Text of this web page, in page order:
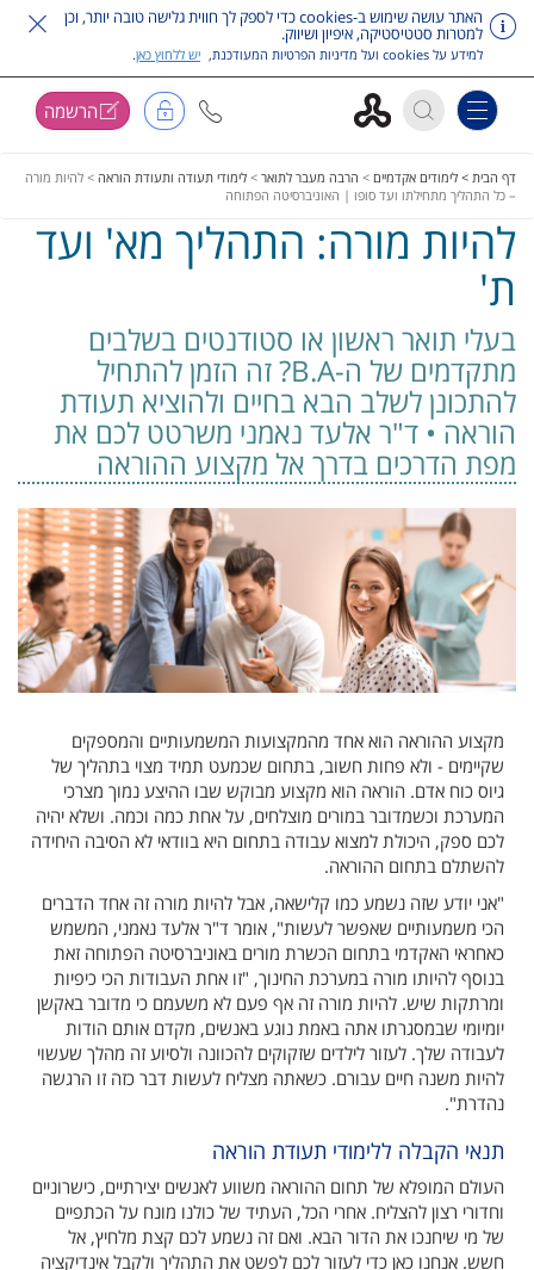
האתר עושה שימוש ב-cookies כדי לספק לך חווית גלישה טובה יותר, וכן
למטרות סטטיסטיקה, איפיון ושיווק.
למידע על cookies ועל מדיניות הפרטיות המעודכנת, יש ללחוץ כאן.
Toggle navigation הרשמה
דף הבית > לימודים אקדמיים > הרבה מעבר לתואר > לימודי תעודה ותעודת הוראה > להיות מורה
– כל התהליך מתחילתו ועד סופו | האוניברסיטה הפתוחה
להיות מורה: התהליך מא' ועד
ת'
בעלי תואר ראשון או סטודנטים בשלבים
מתקדמים של ה-B.A? זה הזמן להתחיל
להתכונן לשלב הבא בחיים ולהוציא תעודת
הוראה • ד"ר אלעד נאמני משרטט לכם את
מפת הדרכים בדרך אל מקצוע ההוראה
מקצוע ההוראה הוא אחד מהמקצועות המשמעותיים והמספקים
שקיימים - ולא פחות חשוב, בתחום שכמעט תמיד מצוי בתהליך של
גיוס כוח אדם. הוראה הוא מקצוע מבוקש שבו ההיצע נמוך מצרכי
המערכת וכשמדובר במורים מוצלחים, על אחת כמה וכמה. ושלא יהיה
לכם ספק, היכולת למצוא עבודה בתחום היא בוודאי לא הסיבה היחידה
להשתלם בתחום ההוראה.
"אני יודע שזה נשמע כמו קלישאה, אבל להיות מורה זה אחד הדברים
הכי משמעותיים שאפשר לעשות", אומר ד"ר אלעד נאמני, המשמש
כאחראי האקדמי בתחום הכשרת מורים באוניברסיטה הפתוחה זאת
בנוסף להיותו מורה במערכת החינוך, "זו אחת העבודות הכי כיפיות
ומרתקות שיש. להיות מורה זה אף פעם לא משעמם כי מדובר באקשן
יומיומי שבמסגרתו אתה באמת נוגע באנשים, מקדם אותם הודות
לעבודה שלך. לעזור לילדים שזקוקים להכוונה ולסיוע זה מהלך שעשוי
להיות משנה חיים עבורם. כשאתה מצליח לעשות דבר כזה זו הרגשה
נהדרת".
תנאי הקבלה ללימודי תעודת הוראה
העולם המופלא של תחום ההוראה משווע לאנשים יצירתיים, כישרוניים
וחדורי רצון להצליח. אחרי הכל, העתיד של כולנו מונח על הכתפיים
של מי שיחנכו את הדור הבא. ואם זה נשמע לכם קצת מלחיץ, אל
חשש. אנחנו כאן כדי לעזור לכם לפשט את התהליך ולקבל אינדיקציה